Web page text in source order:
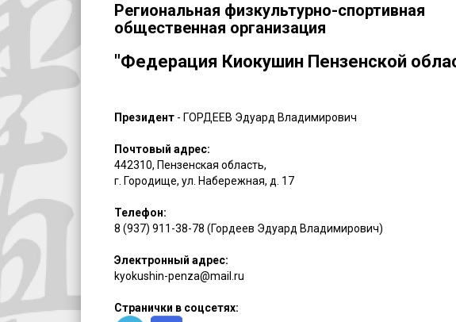
Региональная физкультурно-спортивная
общественная организация
"Федерация Киокушин Пензенской
Президент - ГОРДЕЕВ Эдуард Владимирович
Почтовый адрес:
442310, Пензенская область,
г. Городище, ул. Набережная, д. 17
Телефон:
8 (937) 911-38-78 (Гордеев Эдуард Владимирович)
Электронный адрес:
kyokushin-penza@mail.ru
Странички в соцсетях: